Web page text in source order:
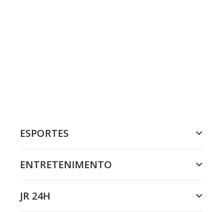
ESPORTES
ENTRETENIMENTO
JR 24H